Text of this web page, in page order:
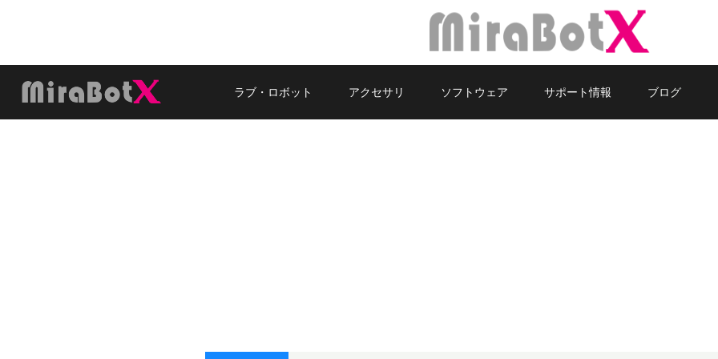
ス
プ
ラブ・ロボット アクセサリ ソフトウェア サポート情報 ブログ